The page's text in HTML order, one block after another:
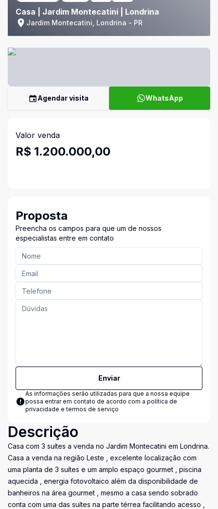
Casa | Jardim Montecatini | Londrina
Jardim Montecatini, Londrina - PR
Agendar visita WhatsApp
Valor venda
R$ 1.200.000,00
Proposta
Preencha os campos para que um de nossos
especialistas entre em contato
Enviar
As informações serão utilizadas para que a nossa equipe
possa entrar em contato de acordo com a política de
privacidade e termos de serviço
Descrição
Casa com 3 suítes a venda no Jardim Montecatini em Londrina.
Casa a venda na região Leste , excelente localização com
uma planta de 3 suítes e um amplo espaço gourmet , piscina
aquecida , energia fotovoltaico além da disponibilidade de
banheiros na área gourmet , mesmo a casa sendo sobrado
conta com uma das suítes na parte térrea facilitando acesso ,